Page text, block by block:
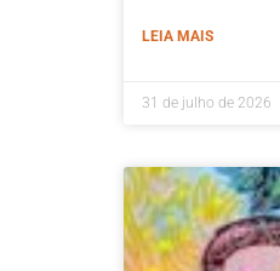
LEIA MAIS
31 de julho de 2026